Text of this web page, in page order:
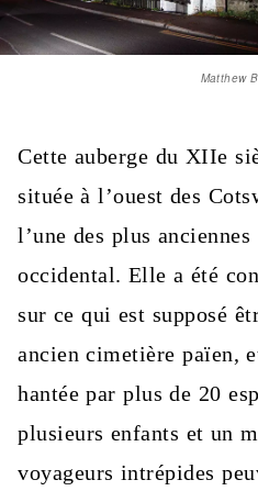
Matthew
Cette auberge du XIIe
située à l’ouest des
l’une des plus
occidental. Elle a été
sur ce qui est supposé
ancien cimetière païen,
hantée par plus de 20
plusieurs enfants et un
voyageurs intrépides